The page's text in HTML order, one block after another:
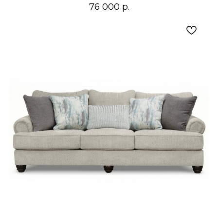
металлом, стеклом и текстилем молочных,
в современном или американском интерьере.
76 000 р.